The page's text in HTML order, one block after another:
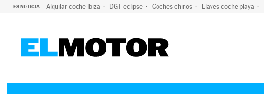
ES NOTICIA: Alquilar coche Ibiza DGT eclipse Coches chinos Llaves coche playa
ELÉCTRICOS